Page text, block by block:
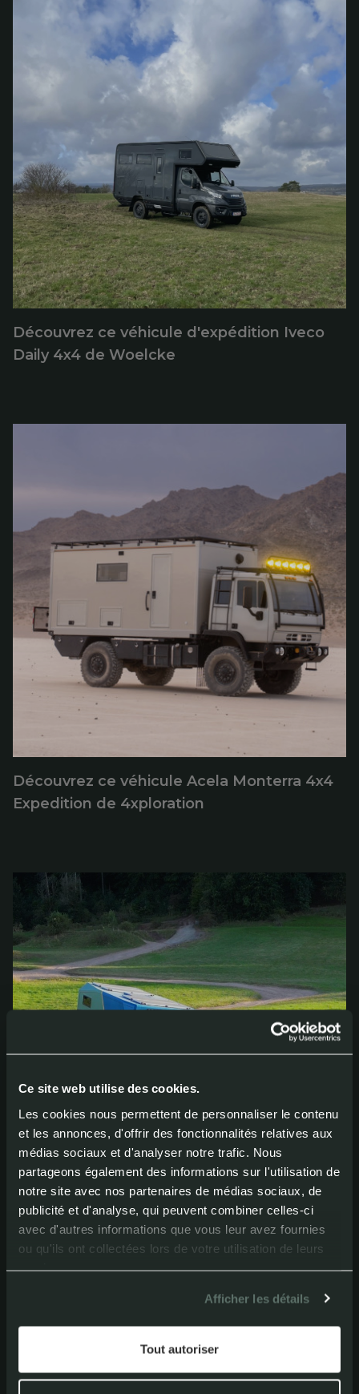
Ce site web utilise des cookies.
Les cookies nous permettent de personnaliser le contenu
et les annonces, d'offrir des fonctionnalités relatives aux
médias sociaux et d'analyser notre trafic. Nous
partageons également des informations sur l'utilisation de
notre site avec nos partenaires de médias sociaux, de
publicité et d'analyse, qui peuvent combiner celles-ci
avec d'autres informations que vous leur avez fournies
ou qu'ils ont collectées lors de votre utilisation de leurs
services.
Afficher les détails
Tout autoriser
Découvrez ce véhicule d'expédition Iveco
Daily 4x4 de Woelcke
Découvrez ce véhicule Acela Monterra 4x4
Expedition de 4xploration
Découvrez ce véhicule Iveco Daily 4x4
Expedition par Laske Expedition